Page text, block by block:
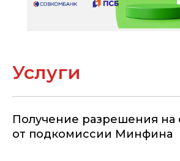
Услуги
Получение разрешения на
от подкомиссии Минфина